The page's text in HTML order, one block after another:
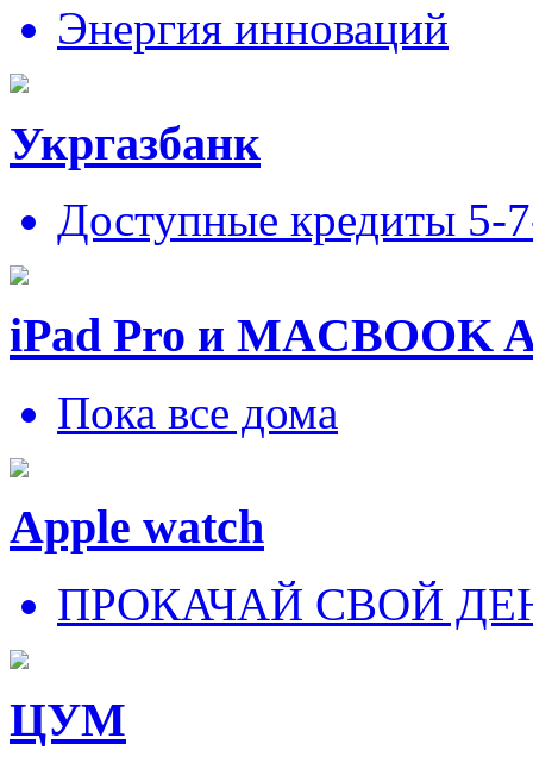
Энергия инноваций
Укргазбанк
Доступные кредиты 5-
iPad Pro и MACBOOK
Пока все дома
Apple watch
ПРОКАЧАЙ СВОЙ
ЦУМ